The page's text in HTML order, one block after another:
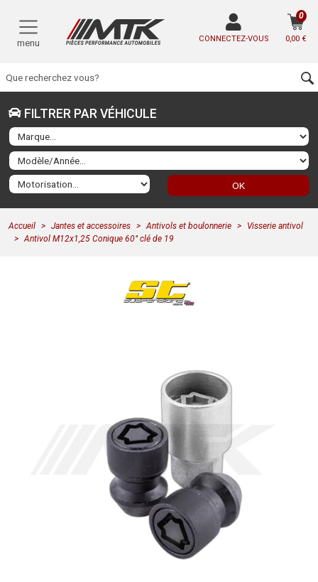
menu CONNECTEZ-VOUS 0,00 €
0
FILTRER PAR VÉHICULE
OK
Accueil Jantes et accessoires Antivols et boulonnerie
Visserie antivol
Antivol M12x1,25 Conique 60° clé de 19